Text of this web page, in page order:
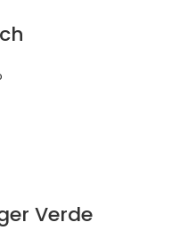
Verde